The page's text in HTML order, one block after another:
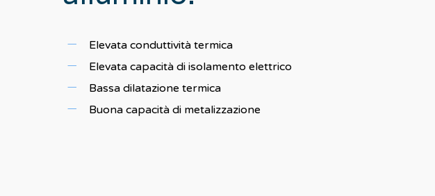
Elevata conduttività termica
Elevata capacità di isolamento elettrico
Bassa dilatazione termica
Buona capacità di metalizzazione